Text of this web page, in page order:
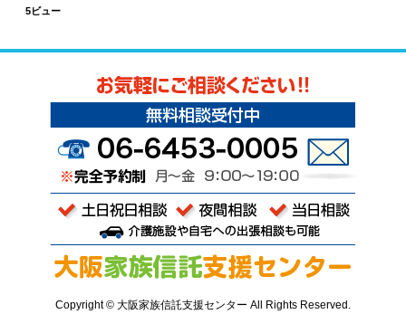
5ビュー
Copyright © 大阪家族信託支援センター All Rights Reserved.